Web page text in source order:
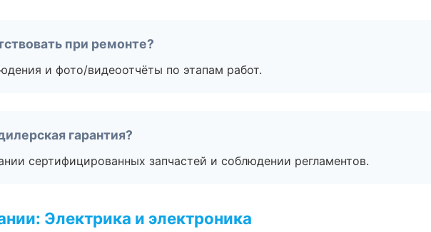
при ремонте?
и фото/видеоотчёты по этапам работ.
гарантия?
сертифицированных запчастей и соблюдении регламентов.
Электрика и электроника